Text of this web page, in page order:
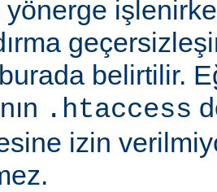
belirtilir.
.htaccess
izin